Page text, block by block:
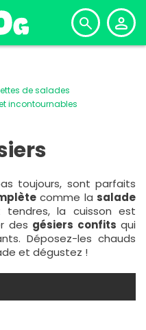
de salades
incontournables
toujours, sont parfaits
comme la salade
tendres, la cuisson est
des gésiers confits qui
Déposez-les chauds
et dégustez !